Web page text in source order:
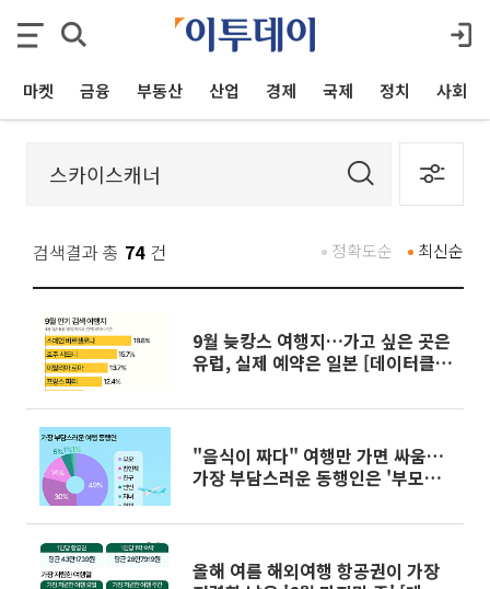
마켓 금융 부동산 산업 경제 국제 정치 사회
검색결과 총 74 건 최신순
정확도순
9월 늦캉스 여행지…가고 싶은 곳은
유럽, 실제 예약은 일본 [데이터클
"음식이 짜다" 여행만 가면 싸움…
가장 부담스러운 동행인은 '부모님'
올해 여름 해외여행 항공권이 가장